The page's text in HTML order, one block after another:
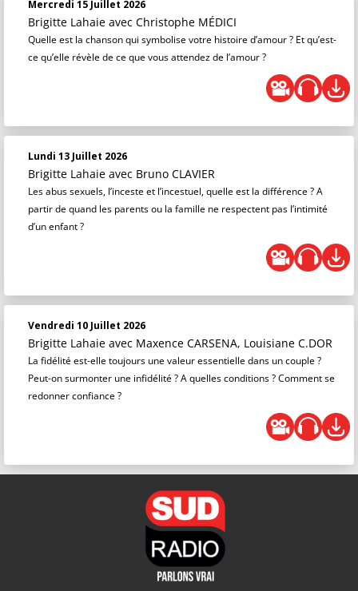
Mercredi 15 Juillet 2026
Brigitte Lahaie avec Christophe MÉDICI
Quelle est la chanson qui symbolise votre histoire d’amour ? Et qu’est-
ce qu’elle révèle de ce que vous attendez de l’amour ?
Lundi 13 Juillet 2026
Brigitte Lahaie avec Bruno CLAVIER
Les abus sexuels, l’inceste et l’incestuel, quelle est la différence ? A
partir de quand les parents ou la famille ne respectent pas l’intimité
d’un enfant ?
Vendredi 10 Juillet 2026
Brigitte Lahaie avec Maxence CARSENA, Louisiane C.DOR
La fidélité est-elle toujours une valeur essentielle dans un couple ?
Peut-on surmonter une infidélité ? A quelles conditions ? Comment se
redonner confiance ?